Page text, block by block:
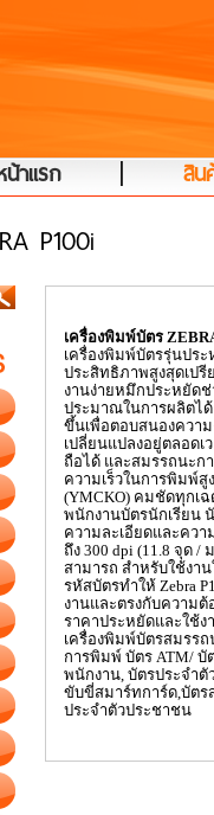
าแรก | สิน
P100i
เครื่องพิมพ์บัตร
เครื่องพิมพ์บัตรรุ่นปร
ประสิทธิภาพสูงสุดเปรี
งานง่ายหมึกประหยัด
ประมาณในการผลิตไ
ขึ้นเพื่อตอบสนองควา
เปลี่ยนแปลงอยู่ตลอดเ
ถือได้ และสมรรถนะ
ความเร็วในการพิมพ์
(YMCKO) คมชัดทุกเฉ
พนักงานบัตรนักเรียน
ความละเอียดและคว
ถึง 300 dpi (11.8 จุด /
สามารถ สำหรับใช้งา
รหัสบัตรทำให้ Zebra P
งานและตรงกับความ
ราคาประหยัดและใช้ง
เครื่องพิมพ์บัตรสมรร
การพิมพ์ บัตร ATM/ บั
พนักงาน, บัตรประจำ
ขับขี่สมาร์ทการ์ด,บัตร
ประจำตัวประชาชน